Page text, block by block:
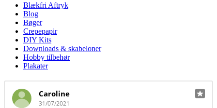
Blækfri Aftryk
Blog
Bøger
Crepepapir
DIY Kits
Downloads & skabeloner
Hobby tilbehør
Plakater
Caroline
31/07/2021